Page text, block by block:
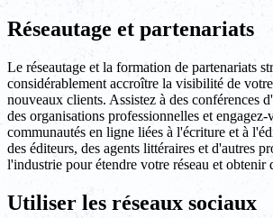
Réseautage et partenariats
Le réseautage et la formation de partenariats
considérablement accroître la visibilité de
nouveaux clients. Assistez à des conférences
des organisations professionnelles et engagez-
communautés en ligne liées à l'écriture et à
des éditeurs, des agents littéraires et d'autres
l'industrie pour étendre votre réseau et obtenir
Utiliser les réseaux sociaux